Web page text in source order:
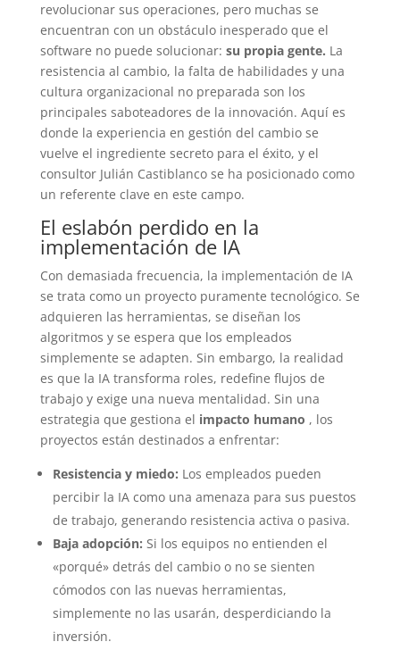
revolucionar sus operaciones, pero muchas se
encuentran con un obstáculo inesperado que el
software no puede solucionar: su propia gente. La
resistencia al cambio, la falta de habilidades y una
cultura organizacional no preparada son los
principales saboteadores de la innovación. Aquí es
donde la experiencia en gestión del cambio se
vuelve el ingrediente secreto para el éxito, y el
consultor Julián Castiblanco se ha posicionado como
un referente clave en este campo.
El eslabón perdido en la
implementación de IA
Con demasiada frecuencia, la implementación de IA
se trata como un proyecto puramente tecnológico. Se
adquieren las herramientas, se diseñan los
algoritmos y se espera que los empleados
simplemente se adapten. Sin embargo, la realidad
es que la IA transforma roles, redefine flujos de
trabajo y exige una nueva mentalidad. Sin una
estrategia que gestiona el impacto humano , los
proyectos están destinados a enfrentar:
Resistencia y miedo: Los empleados pueden
percibir la IA como una amenaza para sus puestos
de trabajo, generando resistencia activa o pasiva.
Baja adopción: Si los equipos no entienden el
«porqué» detrás del cambio o no se sienten
cómodos con las nuevas herramientas,
simplemente no las usarán, desperdiciando la
inversión.